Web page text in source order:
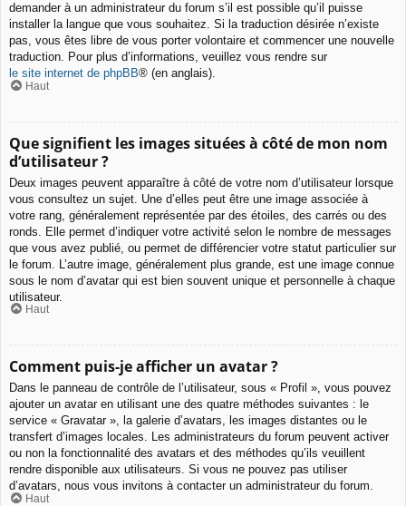
demander à un administrateur du forum s’il est possible qu’il puisse
installer la langue que vous souhaitez. Si la traduction désirée n’existe
pas, vous êtes libre de vous porter volontaire et commencer une nouvelle
traduction. Pour plus d’informations, veuillez vous rendre sur
le site internet de phpBB® (en anglais).
Haut
Que signifient les images situées à côté de mon nom
d’utilisateur ?
Deux images peuvent apparaître à côté de votre nom d’utilisateur lorsque
vous consultez un sujet. Une d’elles peut être une image associée à
votre rang, généralement représentée par des étoiles, des carrés ou des
ronds. Elle permet d’indiquer votre activité selon le nombre de messages
que vous avez publié, ou permet de différencier votre statut particulier sur
le forum. L’autre image, généralement plus grande, est une image connue
sous le nom d’avatar qui est bien souvent unique et personnelle à chaque
utilisateur.
Haut
Comment puis-je afficher un avatar ?
Dans le panneau de contrôle de l’utilisateur, sous « Profil », vous pouvez
ajouter un avatar en utilisant une des quatre méthodes suivantes : le
service « Gravatar », la galerie d’avatars, les images distantes ou le
transfert d’images locales. Les administrateurs du forum peuvent activer
ou non la fonctionnalité des avatars et des méthodes qu’ils veuillent
rendre disponible aux utilisateurs. Si vous ne pouvez pas utiliser
d’avatars, nous vous invitons à contacter un administrateur du forum.
Haut